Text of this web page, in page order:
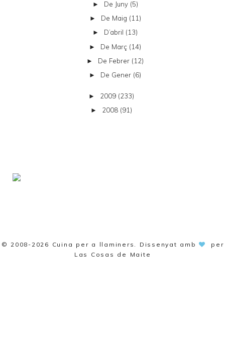
► De Juny (5)
► De Maig (11)
► D’abril (13)
► De Març (14)
► De Febrer (12)
► De Gener (6)
► 2009 (233)
► 2008 (91)
© 2008-2026 Cuina per a llaminers . Dissenyat amb
per
Las Cosas de Maite